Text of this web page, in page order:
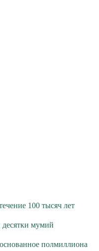
100 тысяч лет
мумий
полмиллиона